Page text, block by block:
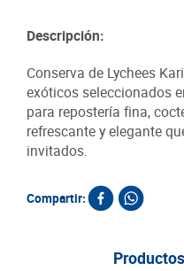
Descripción:
Conserva de Lychees
exóticos seleccionados
para repostería fina,
refrescante y elegante
invitados.
Compartir: